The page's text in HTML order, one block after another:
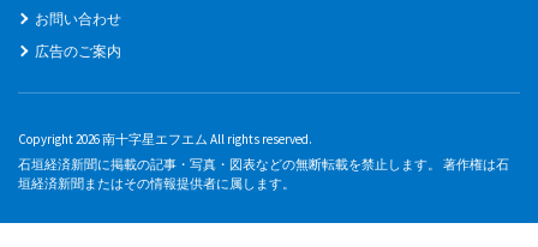
お問い合わせ
広告のご案内
Copyright 2026 南十字星エフエム All rights reserved.
石垣経済新聞に掲載の記事・写真・図表などの無断転載を禁止します。 著作権は石
垣経済新聞またはその情報提供者に属します。